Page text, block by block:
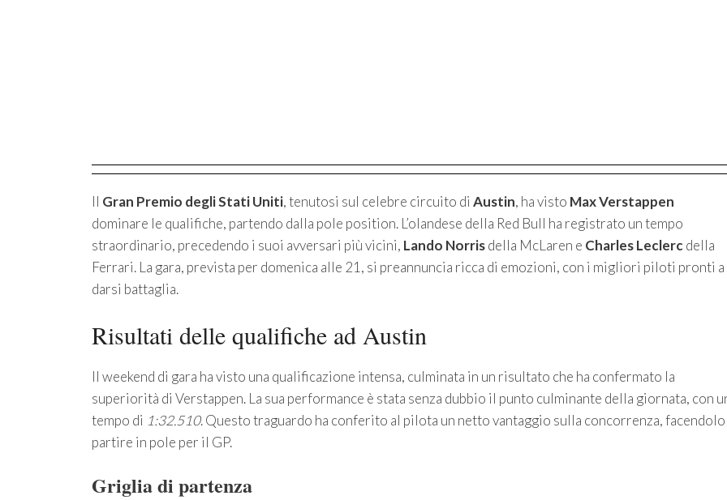
Il Gran Premio degli Stati Uniti, tenutosi sul celebre circuito di Austin, ha visto Max Verstappen
dominare le qualifiche, partendo dalla pole position. L’olandese della Red Bull ha registrato un tempo
straordinario, precedendo i suoi avversari più vicini, Lando Norrisdella McLaren e Charles Leclercdella
Ferrari. La gara, prevista per domenica alle 21, si preannuncia ricca di emozioni, con i migliori piloti pronti a
darsi battaglia.
Risultati delle qualifiche ad Austin
Il weekend di gara ha visto una qualificazione intensa, culminata in un risultato che ha confermato la
superiorità di Verstappen. La sua performance è stata senza dubbio il punto culminante della giornata, con
tempo di 1:32.510. Questo traguardo ha conferito al pilota un netto vantaggio sulla concorrenza, facendolo
partire in pole per il GP.
Griglia di partenza